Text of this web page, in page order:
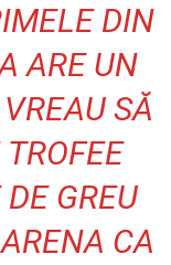
DIN
ARE UN
SĂ
GREU
CA